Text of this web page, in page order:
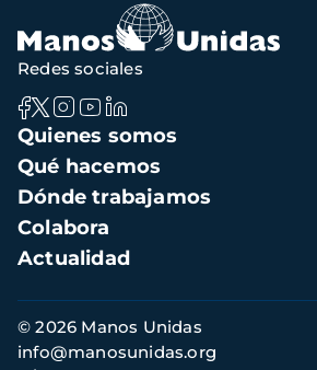
Navegación
principal
Quienes somos
Qué hacemos
Dónde trabajamos
Colabora
Actualidad
Redes sociales
Información
de
© 2026 Manos Unidas
info@manosunidas.org